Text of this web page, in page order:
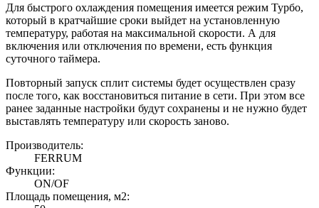
Для быстрого охлаждения помещения имеется режим Турбо,
который в кратчайшие сроки выйдет на установленную
температуру, работая на максимальной скорости. А для
включения или отключения по времени, есть функция
суточного таймера.
Повторный запуск сплит системы будет осуществлен сразу
после того, как восстановиться питание в сети. При этом все
ранее заданные настройки будут сохранены и не нужно будет
выставлять температуру или скорость заново.
Производитель:
FERRUM
Функции:
ON/OF
Площадь помещения, м2: